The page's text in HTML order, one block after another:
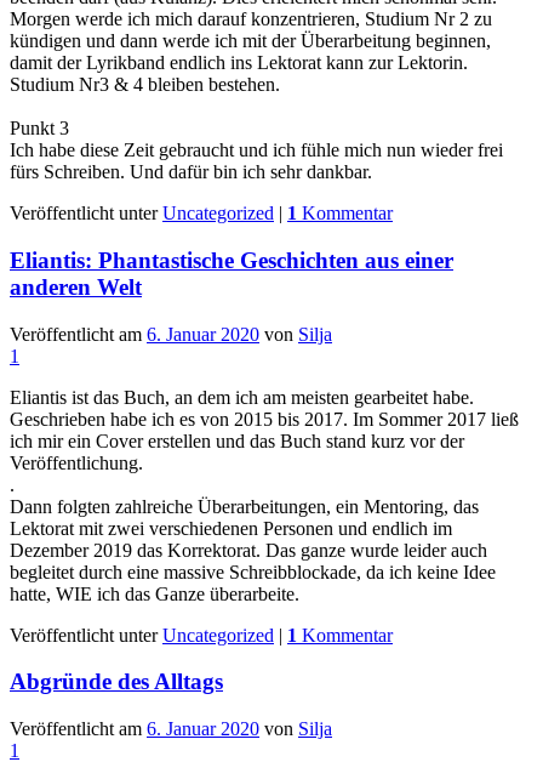
Morgen werde ich mich darauf konzentrieren, Studium Nr 2 zu
kündigen und dann werde ich mit der Überarbeitung beginnen,
damit der Lyrikband endlich ins Lektorat kann zur Lektorin.
Studium Nr3 & 4 bleiben bestehen.
Punkt 3
Ich habe diese Zeit gebraucht und ich fühle mich nun wieder frei
fürs Schreiben. Und dafür bin ich sehr dankbar.
Veröffentlicht unter Uncategorized | 1 Kommentar
Eliantis: Phantastische Geschichten aus einer
anderen Welt
Veröffentlicht am 6. Januar 2020 von Silja
1
Eliantis ist das Buch, an dem ich am meisten gearbeitet habe.
Geschrieben habe ich es von 2015 bis 2017. Im Sommer 2017 ließ
ich mir ein Cover erstellen und das Buch stand kurz vor der
Veröffentlichung.
.
Dann folgten zahlreiche Überarbeitungen, ein Mentoring, das
Lektorat mit zwei verschiedenen Personen und endlich im
Dezember 2019 das Korrektorat. Das ganze wurde leider auch
begleitet durch eine massive Schreibblockade, da ich keine Idee
hatte, WIE ich das Ganze überarbeite.
Veröffentlicht unter Uncategorized | 1 Kommentar
Abgründe des Alltags
Veröffentlicht am 6. Januar 2020 von Silja
1